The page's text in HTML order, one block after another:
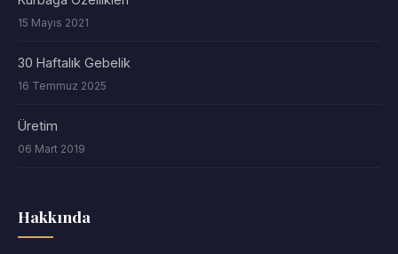
15 Mayıs 2021
30 Haftalık Gebelik
16 Temmuz 2025
Üretim
06 Mart 2019
Hakkında